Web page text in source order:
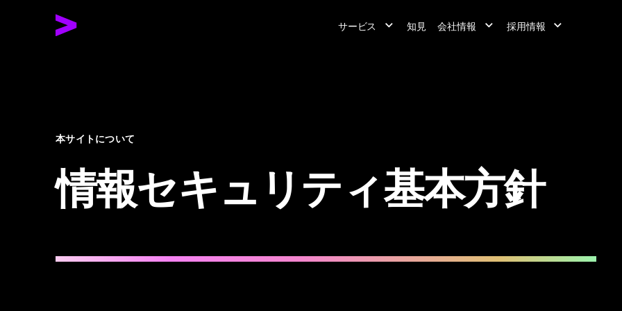
サービス 知見 会社情報 採用情報
本サイトについて
情報セキュリティ基本方針